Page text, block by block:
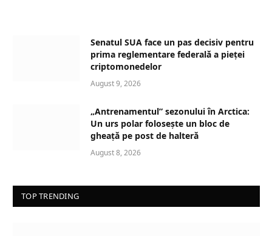
Senatul SUA face un pas decisiv pentru
prima reglementare federală a pieței
criptomonedelor
August 9, 2026
„Antrenamentul” sezonului în Arctica:
Un urs polar folosește un bloc de
gheață pe post de halteră
August 8, 2026
TOP TRENDING